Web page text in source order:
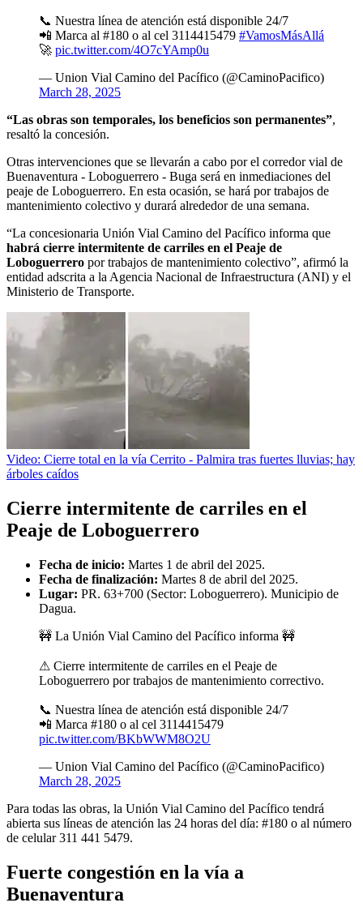
📞 Nuestra línea de atención está disponible 24/7
📲 Marca al #180 o al cel 3114415479 #VamosMásAllá
🚀 pic.twitter.com/4O7cYAmp0u
— Union Vial Camino del Pacífico (@CaminoPacifico)
March 28, 2025
“Las obras son temporales, los beneficios son permanentes”,
resaltó la concesión.
Otras intervenciones que se llevarán a cabo por el corredor vial de
Buenaventura - Loboguerrero - Buga será en inmediaciones del
peaje de Loboguerrero. En esta ocasión, se hará por trabajos de
mantenimiento colectivo y durará alrededor de una semana.
“La concesionaria Unión Vial Camino del Pacífico informa que
habrá cierre intermitente de carriles en el Peaje de
Loboguerrero por trabajos de mantenimiento colectivo”, afirmó la
entidad adscrita a la Agencia Nacional de Infraestructura (ANI) y el
Ministerio de Transporte.
Video: Cierre total en la vía Cerrito - Palmira tras fuertes lluvias; hay
árboles caídos
Cierre intermitente de carriles en el
Peaje de Loboguerrero
Fecha de inicio: Martes 1 de abril del 2025.
Fecha de finalización: Martes 8 de abril del 2025.
Lugar: PR. 63+700 (Sector: Loboguerrero). Municipio de
Dagua.
🚧 La Unión Vial Camino del Pacífico informa 🚧
⚠ Cierre intermitente de carriles en el Peaje de
Loboguerrero por trabajos de mantenimiento correctivo.
📞 Nuestra línea de atención está disponible 24/7
📲 Marca #180 o al cel 3114415479
pic.twitter.com/BKbWWM8O2U
— Union Vial Camino del Pacífico (@CaminoPacifico)
March 28, 2025
Para todas las obras, la Unión Vial Camino del Pacífico tendrá
abierta sus líneas de atención las 24 horas del día: #180 o al número
de celular 311 441 5479.
Fuerte congestión en la vía a
Buenaventura